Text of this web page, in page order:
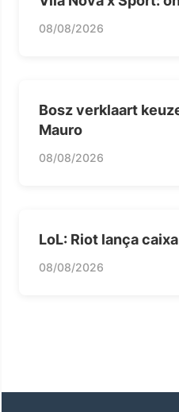
08/08/2026
Bosz verklaart
Mauro
08/08/2026
LoL: Riot lança
08/08/2026